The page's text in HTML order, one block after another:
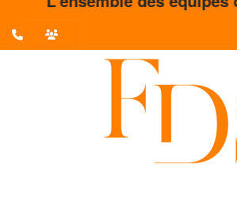
L'actualité du mois
Liste des évènements au